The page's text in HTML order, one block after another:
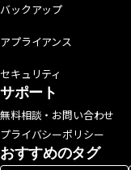
バックアップ
アプライアンス
セキュリティ
サポート
無料相談・お問い合わせ
プライバシーポリシー
おすすめのタグ